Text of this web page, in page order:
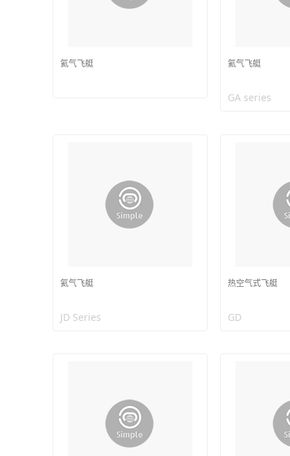
氦气飞艇 氦气飞艇
GA series
氦气飞艇
JD Series
热空气式飞艇
GD